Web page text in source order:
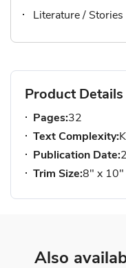
Literature / Stories
Product Details
Pages:32
Text Complexity:
Publication Date:
Trim Size:8" x 10"
Also